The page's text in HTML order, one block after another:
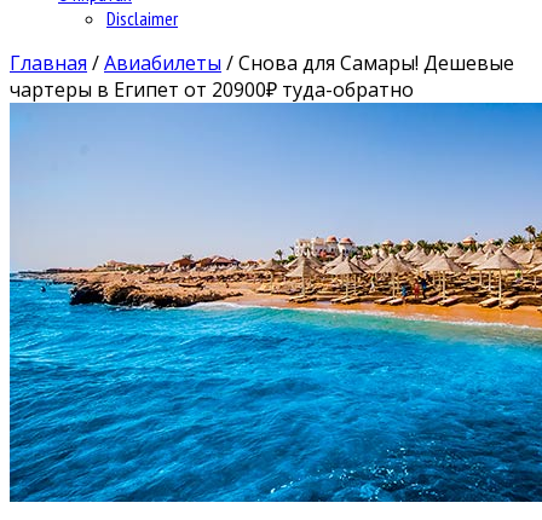
Disclaimer
Главная /Авиабилеты /Снова для Самары! Дешевые
чартеры в Египет от 20900₽ туда-обратно